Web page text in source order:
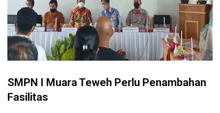
SMPN I Muara Teweh Perlu Penambahan
Fasilitas